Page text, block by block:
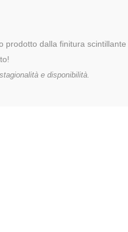
dalla finitura
e disponibilità.